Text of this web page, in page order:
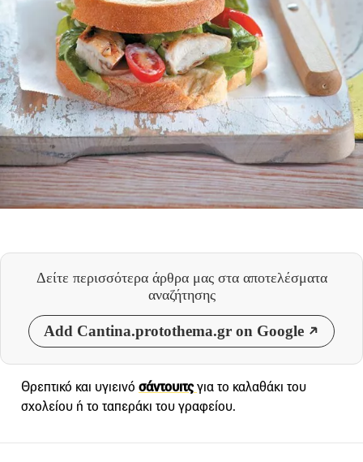
Δείτε περισσότερα άρθρα μας στα αποτελέσματα
αναζήτησης
Add Cantina.protothema.gr on Google
Θρεπτικό και υγιεινό σάντουιτςγια το καλαθάκι του
σχολείου ή το ταπεράκι του γραφείου.